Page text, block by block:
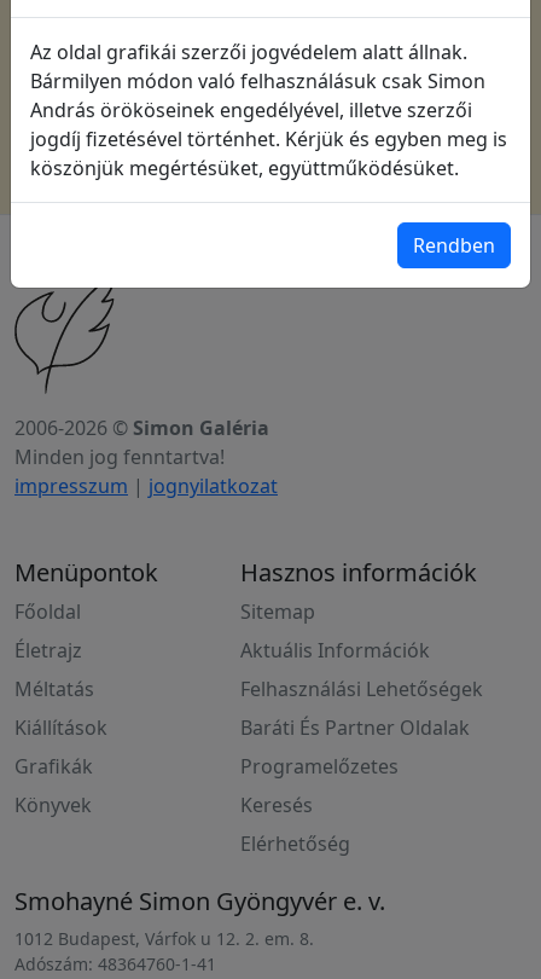
(4termékből)
1
2006-2026 © Simon Galéria
Minden jog fenntartva!
impresszum | jognyilatkozat
Menüpontok
Főoldal
Életrajz
Méltatás
Kiállítások
Grafikák
Könyvek
Hasznos információk
Sitemap
Aktuális Információk
Felhasználási Lehetőségek
Baráti És Partner Oldalak
Programelőzetes
Keresés
Elérhetőség
Smohayné Simon Gyöngyvér e. v.
1012 Budapest, Várfok u 12. 2. em. 8.
Adószám: 48364760-1-41
Az oldal grafikái szerzői jogvédelem alatt állnak.
Bármilyen módon való felhasználásuk csak Simon
András örököseinek engedélyével, illetve szerzői
jogdíj fizetésével történhet. Kérjük és egyben meg is
köszönjük megértésüket, együttműködésüket.
Rendben